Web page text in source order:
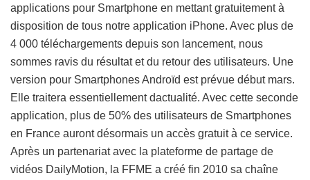
applications pour Smartphone en mettant gratuitement à
disposition de tous notre application iPhone. Avec plus de
4 000 téléchargements depuis son lancement, nous
sommes ravis du résultat et du retour des utilisateurs. Une
version pour Smartphones Androïd est prévue début mars.
Elle traitera essentiellement dactualité. Avec cette seconde
application, plus de 50% des utilisateurs de Smartphones
en France auront désormais un accès gratuit à ce service.
Après un partenariat avec la plateforme de partage de
vidéos DailyMotion, la FFME a créé fin 2010 sa chaîne